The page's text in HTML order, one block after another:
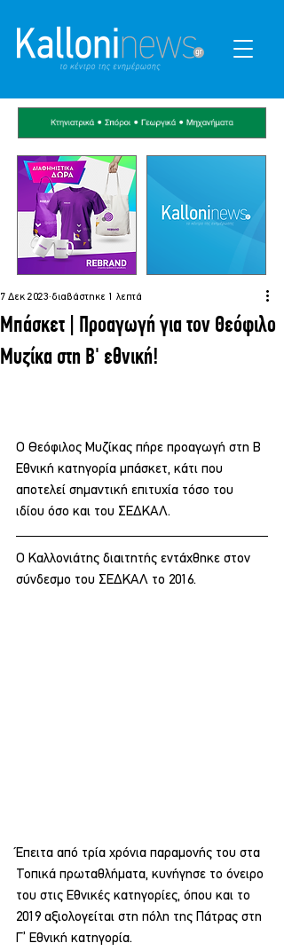
Μπάσκετ | Προαγωγή για τον Θεόφιλο
Μυζίκα στη Β' εθνική!
7 Δεκ 2023 διαβάστηκε 1 λεπτά
Ο Θεόφιλος Μυζίκας πήρε προαγωγή στη Β
Εθνική κατηγορία μπάσκετ, κάτι που
αποτελεί σημαντική επιτυχία τόσο του
ιδίου όσο και του ΣΕΔΚΑΛ.
Ο Καλλονιάτης διαιτητής εντάχθηκε στον
σύνδεσμο του ΣΕΔΚΑΛ το 2016.
Έπειτα από τρία χρόνια παραμονής του στα
Τοπικά πρωταθλήματα, κυνήγησε το όνειρο
του στις Εθνικές κατηγορίες, όπου και το
2019 αξιολογείται στη πόλη της Πάτρας στη
Γ’ Εθνική κατηγορία.